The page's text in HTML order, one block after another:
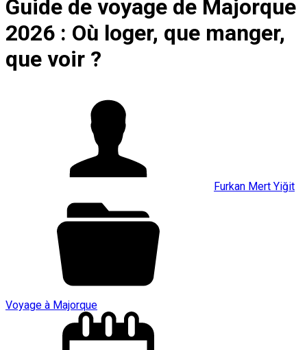
Guide de voyage de Majorque
2026 : Où loger, que manger,
que voir ?
Furkan Mert Yiğit
Voyage à Majorque